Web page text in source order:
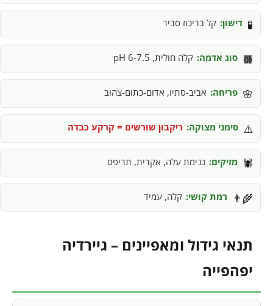
🧪 דישון: קל בריכוז סביר
🟫 סוג אדמה: קלה חולית, pH 6-7.5
🌸 פריחה: אביב-סתיו, אדום-כתום-צהוב
⚠️ סימני מצוקה: ריקבון שורשים = קרקע כבדה
🕷️ מזיקים: כנימת עלה, אקרית, תריפס
👨‍🌾 רמת קושי: קלה, עמיד
תנאי גידול ומאפיינים – גיירדיה
יפהפייה